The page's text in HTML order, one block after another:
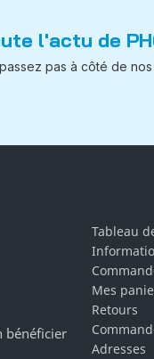
l'actu de
pas à côté de
bénéficier
Tableau
Mes
Retours
Adresses